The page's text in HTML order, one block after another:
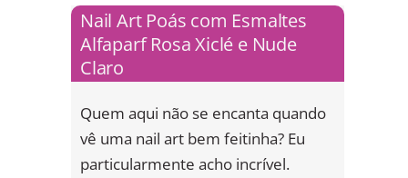
Nail Art Poás com Esmaltes
Alfaparf Rosa Xiclé e Nude
Claro
Quem aqui não se encanta quando
vê uma nail art bem feitinha? Eu
particularmente acho incrível.